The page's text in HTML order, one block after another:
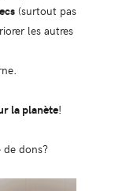
(surtout pas
les autres
la planète!
de dons?